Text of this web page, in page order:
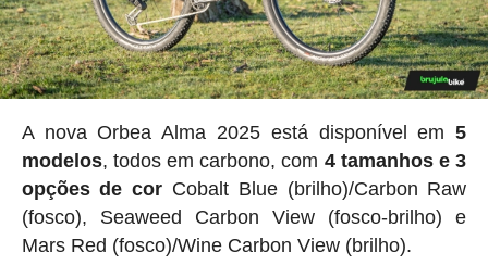
A nova Orbea Alma 2025 está disponível em 5
modelos, todos em carbono, com 4 tamanhos e 3
opções de cor Cobalt Blue (brilho)/Carbon Raw
(fosco), Seaweed Carbon View (fosco-brilho) e
Mars Red (fosco)/Wine Carbon View (brilho).